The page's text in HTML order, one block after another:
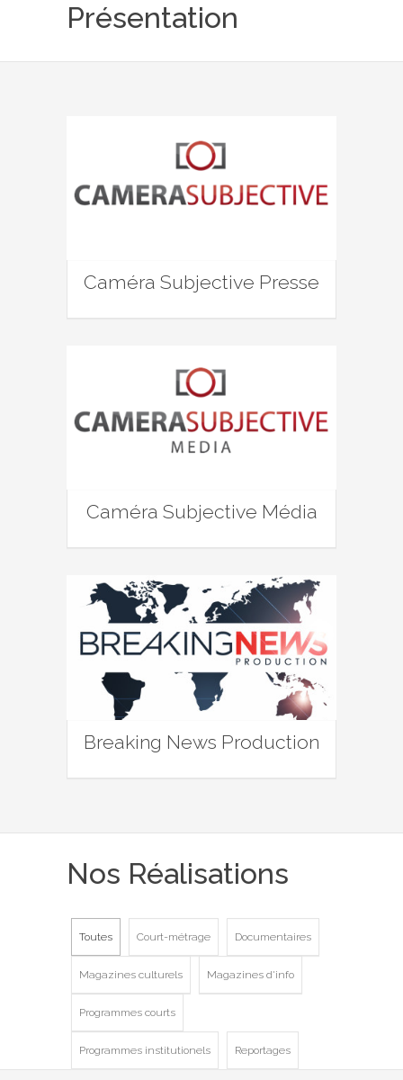
Présentation
Caméra Subjective Presse
Caméra Subjective Média
Breaking News Production
Nos Réalisations
Toutes Court-métrage Documentaires
Magazines culturels Magazines d'info
Programmes courts
Programmes institutionels Reportages